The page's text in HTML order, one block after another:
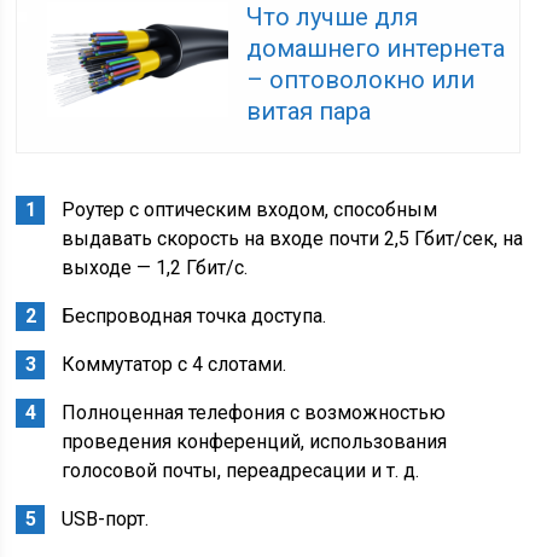
Что лучше для
домашнего интернета
– оптоволокно или
витая пара
Роутер с оптическим входом, способным
выдавать скорость на входе почти 2,5 Гбит/сек, на
выходе — 1,2 Гбит/с.
Беспроводная точка доступа.
Коммутатор с 4 слотами.
Полноценная телефония с возможностью
проведения конференций, использования
голосовой почты, переадресации и т. д.
USB-порт.